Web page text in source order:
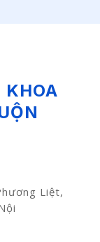
KHOA
Liệt,